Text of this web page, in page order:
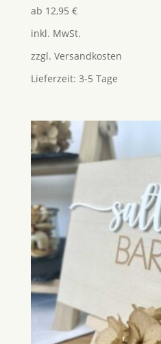
ab 12,95 €
inkl. MwSt.
zzgl. Versandkosten
Lieferzeit: 3-5 Tage